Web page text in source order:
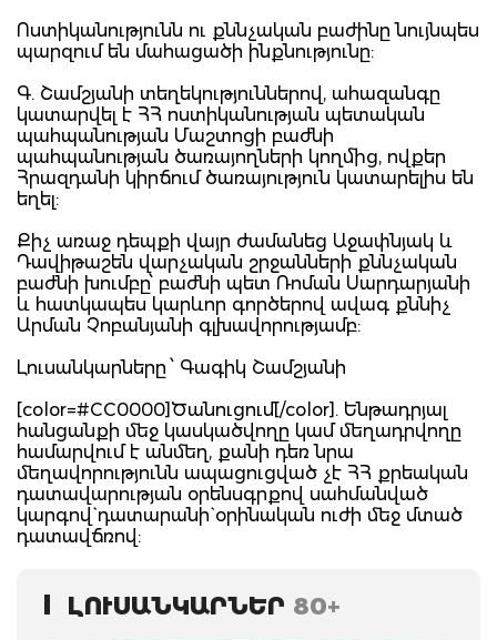
Ոստիկանությունն ու քննչական բաժինը նույնպես
պարզում են մահացածի ինքնությունը:
Գ. Շամշյանի տեղեկություններով, ահազանգը
կատարվել է ՀՀ ոստիկանության պետական
պահպանության Մաշտոցի բաժնի
պահպանության ծառայողների կողմից, ովքեր
Հրազդանի կիրճում ծառայություն կատարելիս են
եղել:
Քիչ առաջ դեպքի վայր ժամանեց Աջափնյակ և
Դավիթաշեն վարչական շրջանների քննչական
բաժնի խումբը՝ բաժնի պետ Ռոման Սարդարյանի
և հատկապես կարևոր գործերով ավագ քննիչ
Արման Չոբանյանի գլխավորությամբ:
Լուսանկարները ՝ Գագիկ Շամշյանի
[color=#CC0000]Ծանուցում[/color]. Ենթադրյալ
հանցանքի մեջ կասկածվողը կամ մեղադրվողը
համարվում է անմեղ, քանի դեռ նրա
մեղավորությունն ապացուցված չէ ՀՀ քրեական
դատավարության օրենսգրքով սահմանված
կարգով` դատարանի` օրինական ուժի մեջ մտած
դատավճռով:
ԼՈՒՍԱՆԿԱՐՆԵՐ 80+